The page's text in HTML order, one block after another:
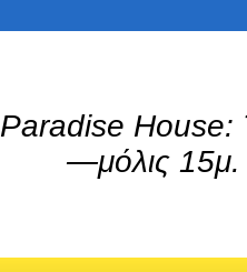
Paradise House:
—μόλις